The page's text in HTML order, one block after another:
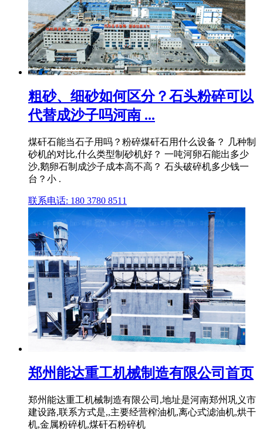
粗砂、细砂如何区分？石头粉碎可以
代替成沙子吗河南 ...
煤矸石能当石子用吗？粉碎煤矸石用什么设备？ 几种制
砂机的对比,什么类型制砂机好？ 一吨河卵石能出多少
沙,鹅卵石制成沙子成本高不高？ 石头破碎机多少钱一
台？小 .
联系电话: 180 3780 8511
郑州能达重工机械制造有限公司首页
郑州能达重工机械制造有限公司,地址是河南郑州巩义市
建设路,联系方式是,,主要经营榨油机,离心式滤油机,烘干
机,金属粉碎机,煤矸石粉碎机